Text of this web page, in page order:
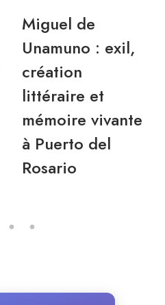
Miguel de
Unamuno : exil,
création
littéraire et
mémoire vivante
à Puerto del
Rosario